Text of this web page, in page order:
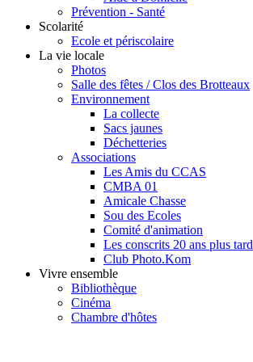
Prévention - Santé
Scolarité
Ecole et périscolaire
La vie locale
Photos
Salle des fêtes / Clos des Brotteaux
Environnement
La collecte
Sacs jaunes
Déchetteries
Associations
Les Amis du CCAS
CMBA 01
Amicale Chasse
Sou des Ecoles
Comité d'animation
Les conscrits 20 ans plus tard
Club Photo.Kom
Vivre ensemble
Bibliothèque
Cinéma
Chambre d'hôtes